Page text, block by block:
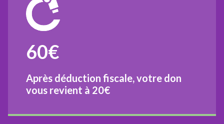
60€
Après déduction fiscale, votre don
vous revient à 20€